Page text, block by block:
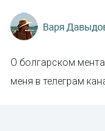
О болгарском
меня в телеграм